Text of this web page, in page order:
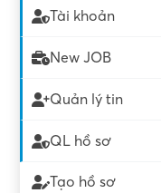
Tài khoản
New JOB
Quản lý tin
QL hồ sơ
Tạo hồ sơ